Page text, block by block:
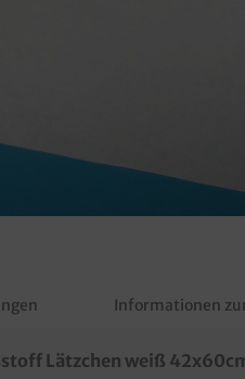
Informationen
Lätzchen weiß